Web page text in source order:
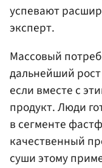
успевают
эксперт.
Массовый
дальнейший
если вместе с
продукт. Люди
в сегменте
качественный
суши этому